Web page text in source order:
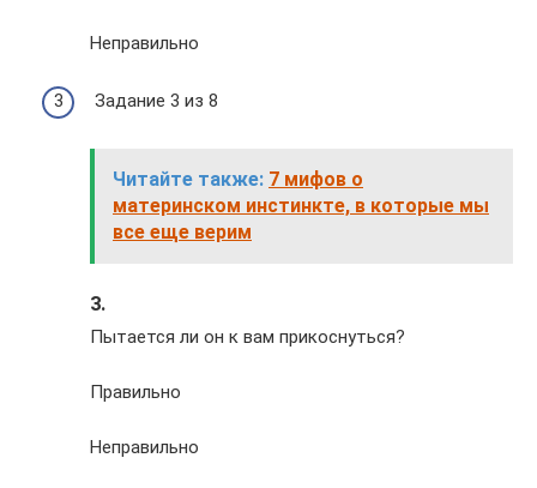
Неправильно
Задание 3 из 8
Читайте также: 7 мифов о
материнском инстинкте, в которые мы
все еще верим
3.
Пытается ли он к вам прикоснуться?
Правильно
Неправильно